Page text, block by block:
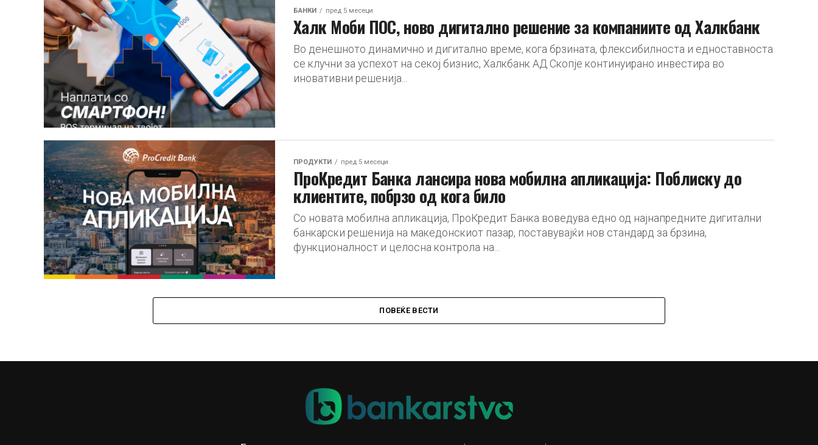
БАНКИ пред 5 месеци
Халк Моби ПОС, ново дигитално решение за компаниите од Халкбанк
Во денешното динамично и дигитално време, кога брзината, флексибилноста и едноставноста
се клучни за успехот на секој бизнис, Халкбанк АД Скопје континуирано инвестира во
иновативни решенија...
ПРОДУКТИ пред 5 месеци
ПроКредит Банка лансира нова мобилна апликација: Поблиску до
клиентите, побрзо од кога било
Со новата мобилна апликација, ПроКредит Банка воведува едно од најнапредните дигитални
банкарски решенија на македонскиот пазар, поставувајќи нов стандард за брзина,
функционалност и целосна контрола на...
ПОВЕЌЕ ВЕСТИ